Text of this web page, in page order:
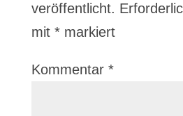
veröffentlicht.
mit *markiert
Kommentar *